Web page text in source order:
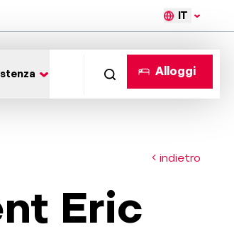
IT
Alloggi
indietro
Eric